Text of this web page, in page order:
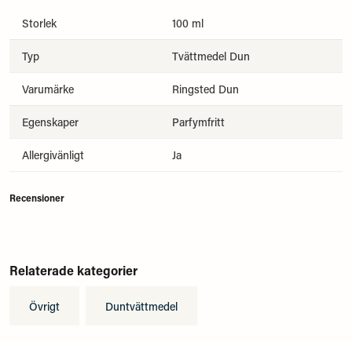
Storlek 100 ml
Typ Tvättmedel Dun
Varumärke Ringsted Dun
Egenskaper Parfymfritt
Allergivänligt Ja
Recensioner
Relaterade kategorier
Övrigt Duntvättmedel